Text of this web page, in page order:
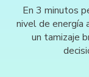
En 3 minutos
nivel de energía
un tamizaje